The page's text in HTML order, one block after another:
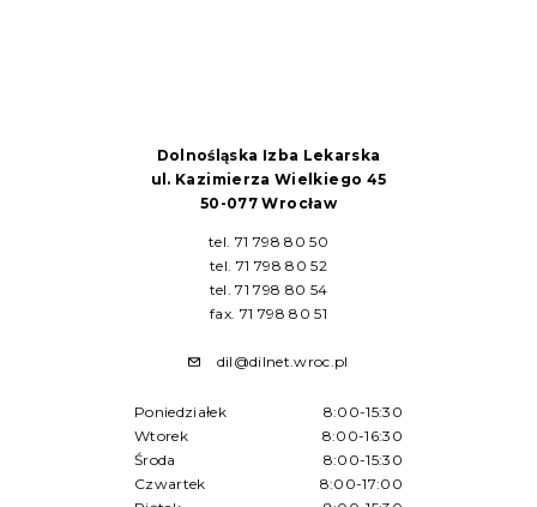
Dolnośląska Izba Lekarska
ul. Kazimierza Wielkiego 45
50-077 Wrocław
tel. 71 798 80 50
tel. 71 798 80 52
tel. 71 798 80 54
fax. 71 798 80 51
dil@dilnet.wroc.pl
Poniedziałek
8:00-15:30
Wtorek
8:00-16:30
Środa
8:00-15:30
Czwartek
8:00-17:00